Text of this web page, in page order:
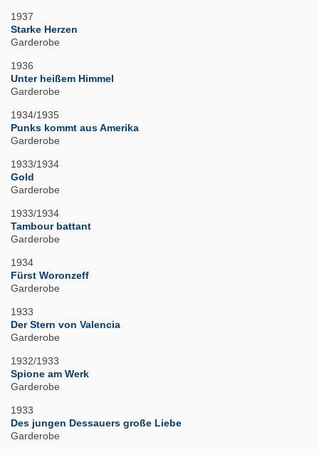
1937
Starke Herzen
Garderobe
1936
Unter heißem Himmel
Garderobe
1934/1935
Punks kommt aus Amerika
Garderobe
1933/1934
Gold
Garderobe
1933/1934
Tambour battant
Garderobe
1934
Fürst Woronzeff
Garderobe
1933
Der Stern von Valencia
Garderobe
1932/1933
Spione am Werk
Garderobe
1933
Des jungen Dessauers große Liebe
Garderobe